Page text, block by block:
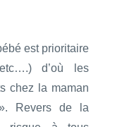
est prioritaire
d’où les
chez la maman
Revers de la